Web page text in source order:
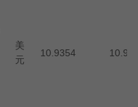
美
元
10.9354